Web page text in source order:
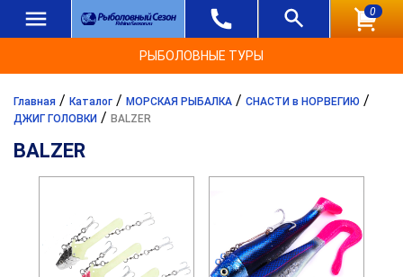
0
РЫБОЛОВНЫЕ ТУРЫ
Главная / Каталог / МОРСКАЯ РЫБАЛКА / СНАСТИ в НОРВЕГИЮ /
ДЖИГ ГОЛОВКИ / BALZER
BALZER